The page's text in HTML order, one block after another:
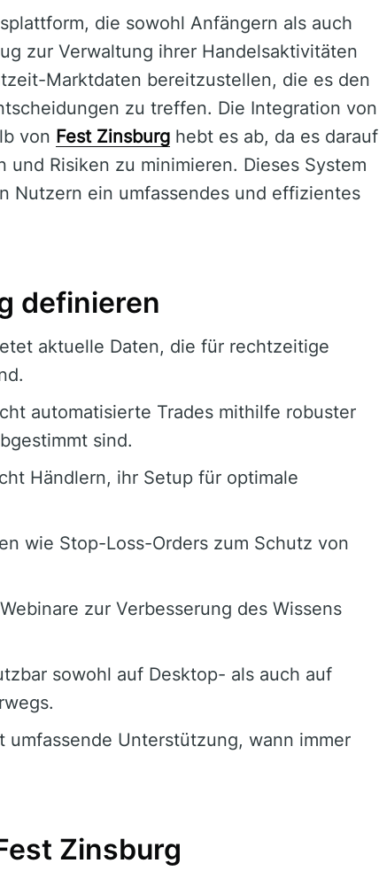
die sowohl Anfängern als auch
zur Verwaltung ihrer Handelsaktivitäten
Marktdaten bereitzustellen, die es den
zu treffen. Die Integration von
von Fest Zinsburg hebt es ab, da es darauf
Risiken zu minimieren. Dieses System
Nutzern ein umfassendes und effizientes
definieren
aktuelle Daten, die für rechtzeitige
automatisierte Trades mithilfe robuster
sind.
Händlern, ihr Setup für optimale
wie Stop-Loss-Orders zum Schutz von
zur Verbesserung des Wissens
sowohl auf Desktop- als auch auf
umfassende Unterstützung, wann immer
Zinsburg